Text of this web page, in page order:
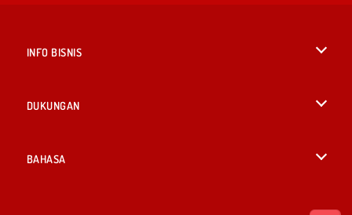
INFO BISNIS
DUKUNGAN
BAHASA